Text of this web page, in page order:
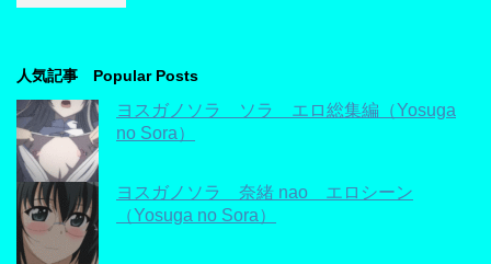
人気記事 Popular Posts
ヨスガノソラ ソラ エロ総集編（Yosuga
no Sora）
ヨスガノソラ 奈緒 nao エロシーン
（Yosuga no Sora）